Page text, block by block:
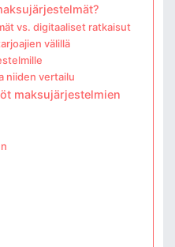
vs. digitaaliset ratkaisut
välillä
niiden vertailu
maksujärjestelmien